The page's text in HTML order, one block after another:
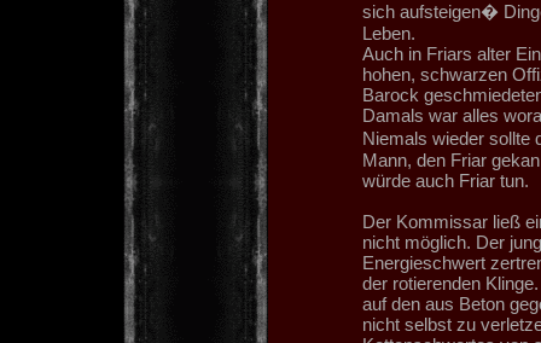
sich aufsteigen�
Leben.
Auch in Friars alter
hohen, schwarzen
Barock
Damals war alles
Niemals wieder
Mann, den Friar
würde auch Friar tun.
Der Kommissar ließ
nicht möglich. Der
Energieschwert
der rotierenden
auf den aus Beton
nicht selbst zu